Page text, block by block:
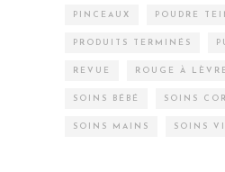
PINCEAUX POUDRE
PRODUITS TERMINÉS
REVUE ROUGE À
SOINS BÉBÉ SOINS
SOINS MAINS SOINS